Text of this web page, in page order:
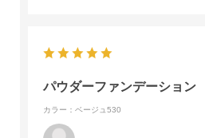
パウダーファンデーション
カラー：ベージュ530